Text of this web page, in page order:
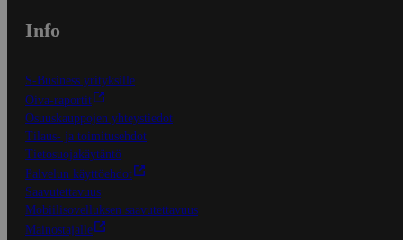
Info
S-Business yrityksille
Oiva-raportit
Osuuskauppojen yhteystiedot
Tilaus- ja toimitusehdot
Tietosuojakäytäntö
Palvelun käyttöehdot
Saavutettavuus
Mobiilisovelluksen saavutettavuus
Mainostajalle